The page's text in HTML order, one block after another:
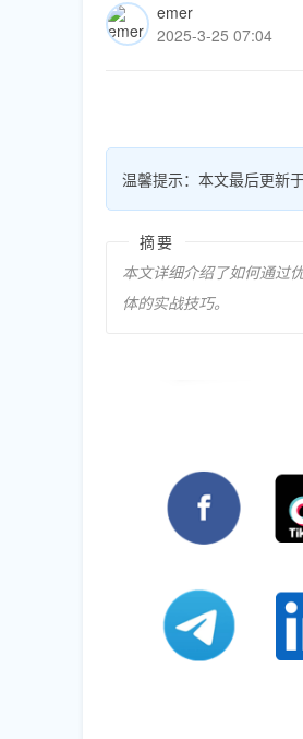
emer
2025-3-25 07:04
温馨提示：本文最后更新
摘要
本文详细介绍了如何通过
体的实战技巧。